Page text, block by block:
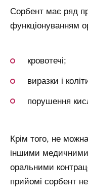
Сорбент має ряд
функціонуванням
кровотечі;
виразки і
порушення
Крім того, не
іншими
оральними
прийомі сорбент